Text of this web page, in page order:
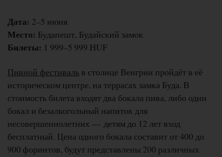
Дата: 2–5 июня
Место: Будапешт, Будайский замок
Билеты: 1 999–5 999 HUF
Пивной фестиваль в столице Венгрии пройдёт в её
историческом центре, на террасах замка Буда. В
стоимость билета входят два бокала пива, либо один
бокал и безалкогольный напиток для
несовершеннолетних — детям до 12 лет вход
бесплатный. Цена одного бокала составит от 400 до
900 форинтов, будут представлены 200 различных